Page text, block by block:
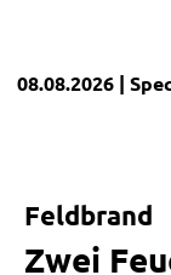
08.08.2026 |
Feldbrand
Zwei